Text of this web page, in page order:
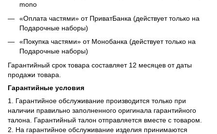
mono
«Оплата частями» от ПриватБанка (действует только на
Подарочные наборы)
«Покупка частями» от Монобанка (действует только на
Подарочные наборы)
Гарантийный срок товара составляет 12 месяцев от даты
продажи товара.
Гарантийные условия
1. Гарантийное обслуживание производится только при
наличии правильно заполненного оригинала гарантийного
талона. Гарантийный талон отправляется вместе с товаром.
2. На гарантийное обслуживание изделия принимаются